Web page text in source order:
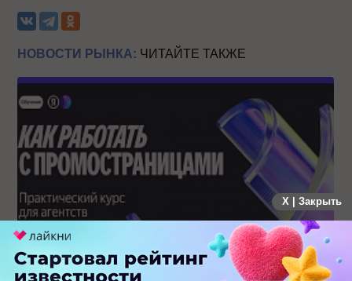
НОВОСТИ РЫНКА: ЧИТАЙТЕ ТАКЖЕ
Яндекс запустил курс по ПромоСтраницам для агентств
X | Закрыть